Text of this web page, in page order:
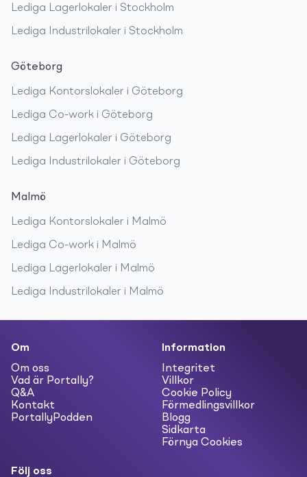
Lediga Lagerlokaler i Stockholm
Lediga Industrilokaler i Stockholm
Göteborg
Lediga Kontorslokaler i Göteborg
Lediga Co-work i Göteborg
Lediga Lagerlokaler i Göteborg
Lediga Industrilokaler i Göteborg
Malmö
Lediga Kontorslokaler i Malmö
Lediga Co-work i Malmö
Lediga Lagerlokaler i Malmö
Lediga Industrilokaler i Malmö
Om
Om oss
Vad är Portally?
Q&A
Kontakt
PortallyPodden
Information
Integritet
Villkor
Cookie Policy
Förmedlingsvillkor
Blogg
Sidkarta
Förnya Cookies
Följ oss